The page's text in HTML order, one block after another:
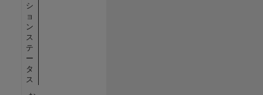
シ
ョ
ン
ス
テ
ー
タ
ス